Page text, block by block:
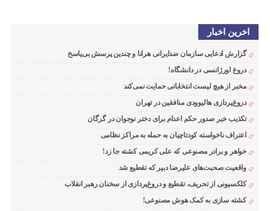
اخرین اخبار
گزارش ادعایی سازمان ضدایرانی هرانا و چندین پرسش بی‌پاسخ
دروغ اورژانسی در دانشگاه!
مخبر از هیچ لیست انتخاباتی حمایت نمی‌کند
دروغ‌پردازی هالیوودی منافقین در تهران
تکذیب خبر صدور حکم اعدام برای دختر نوجوان در گرگان
اعتراف ناخواسته کودتاچیان به حمله به مراکز نظامی
خواهر و برادر مصنوعی که علی کریمی کشته جا زد!
واقعیت صحبت‌های علیرضا دبیر که تقطیع شد
کلکسیونی از تحریف، تقطیع و دروغ‌پردازی از سخنان رهبر انقلاب
کشته سازی به کمک هوش مصنوعی!